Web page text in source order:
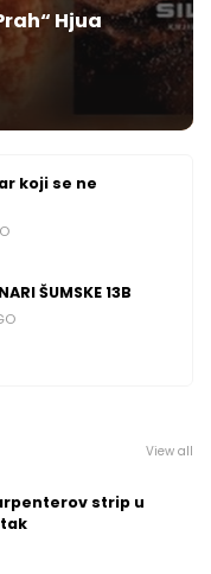
Hjua
koji se ne
ŠUMSKE 13B
View all
strip u